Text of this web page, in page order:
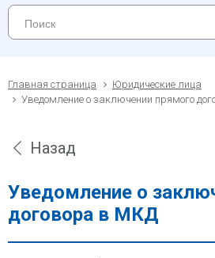
Главная страница
Юридические лица
Уведомление о заключении прямого
Назад
Уведомление о
договора в МКД